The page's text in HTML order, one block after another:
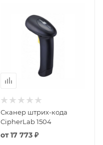
Сканер штрих-кода
CipherLab 1504
от17 773 ₽